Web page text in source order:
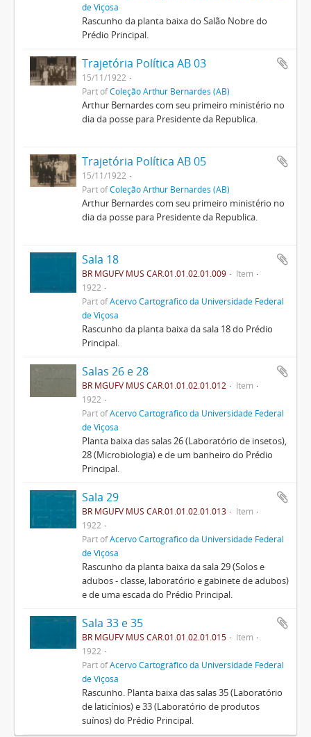
de Viçosa
Rascunho da planta baixa do Salão Nobre do
Prédio Principal.
Trajetória Política AB 03
15/11/1922
Part ofColeção Arthur Bernardes (AB)
Arthur Bernardes com seu primeiro ministério no
dia da posse para Presidente da Republica.
Trajetória Política AB 05
15/11/1922
Part ofColeção Arthur Bernardes (AB)
Arthur Bernardes com seu primeiro ministério no
dia da posse para Presidente da Republica.
Sala 18
BR MGUFV MUS CAR.01.01.02.01.009
Item
1922
Part ofAcervo Cartográfico da Universidade Federal
de Viçosa
Rascunho da planta baixa da sala 18 do Prédio
Principal.
Salas 26 e 28
BR MGUFV MUS CAR.01.01.02.01.012
Item
1922
Part ofAcervo Cartográfico da Universidade Federal
de Viçosa
Planta baixa das salas 26 (Laboratório de insetos),
28 (Microbiologia) e de um banheiro do Prédio
Principal.
Sala 29
BR MGUFV MUS CAR.01.01.02.01.013
Item
1922
Part ofAcervo Cartográfico da Universidade Federal
de Viçosa
Rascunho da planta baixa da sala 29 (Solos e
adubos - classe, laboratório e gabinete de adubos)
e de uma escada do Prédio Principal.
Sala 33 e 35
BR MGUFV MUS CAR.01.01.02.01.015
Item
1922
Part ofAcervo Cartográfico da Universidade Federal
de Viçosa
Rascunho. Planta baixa das salas 35 (Laboratório
de laticínios) e 33 (Laboratório de produtos
suínos) do Prédio Principal.